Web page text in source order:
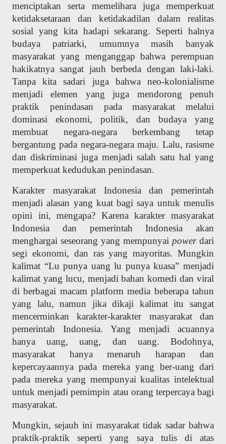
menciptakan serta memelihara juga memperkuat
ketidaksetaraan dan ketidakadilan dalam realitas
sosial yang kita hadapi sekarang. Seperti halnya
budaya patriarki, umumnya masih banyak
masyarakat yang menganggap bahwa perempuan
hakikatnya sangat jauh berbeda dengan laki-laki.
Tanpa kita sadari juga bahwa neo-kolonialisme
menjadi elemen yang juga mendorong penuh
praktik penindasan pada masyarakat melalui
dominasi ekonomi, politik, dan budaya yang
membuat negara-negara berkembang tetap
bergantung pada negara-negara maju. Lalu, rasisme
dan diskriminasi juga menjadi salah satu hal yang
memperkuat kedudukan penindasan.
Karakter masyarakat Indonesia dan pemerintah
menjadi alasan yang kuat bagi saya untuk menulis
opini ini, mengapa? Karena karakter masyarakat
Indonesia dan pemerintah Indonesia akan
menghargai seseorang yang mempunyai powerdari
segi ekonomi, dan ras yang mayoritas. Mungkin
kalimat “Lu punya uang lu punya kuasa” menjadi
kalimat yang lucu, menjadi bahan komedi dan viral
di berbagai macam platform media beberapa tahun
yang lalu, namun jika dikaji kalimat itu sangat
mencerminkan karakter-karakter masyarakat dan
pemerintah Indonesia. Yang menjadi acuannya
hanya uang, uang, dan uang. Bodohnya,
masyarakat hanya menaruh harapan dan
kepercayaannya pada mereka yang ber-uang dari
pada mereka yang mempunyai kualitas intelektual
untuk menjadi pemimpin atau orang terpercaya bagi
masyarakat.
Mungkin, sejauh ini masyarakat tidak sadar bahwa
praktik-praktik seperti yang saya tulis di atas